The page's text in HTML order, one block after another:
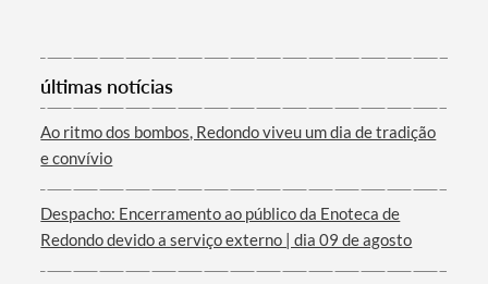
Termo de Pesquisa
Categorias gerais
últimas notícias
Ao ritmo dos bombos, Redondo viveu um dia de tradição
e convívio
Despacho: Encerramento ao público da Enoteca de
Redondo devido a serviço externo | dia 09 de agosto